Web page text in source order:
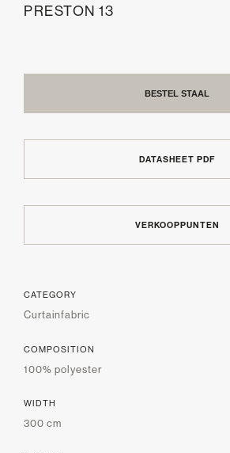
PRESTON 13
BESTEL STAAL
DATASHEET PDF
VERKOOPPUNTEN
CATEGORY
Curtainfabric
COMPOSITION
100% polyester
WIDTH
300 cm